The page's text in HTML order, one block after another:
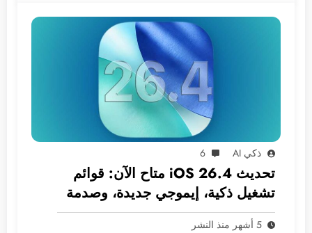
ذكي AI 6
تحديث iOS 26.4 متاح الآن: قوائم
تشغيل ذكية، إيموجي جديدة، وصدمة
في انتظار سيري!
5 أشهر منذ النشر